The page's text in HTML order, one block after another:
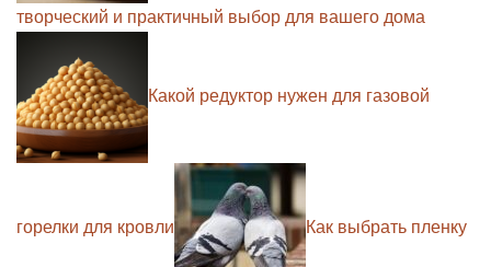
творческий и практичный выбор для вашего дома
Какой редуктор нужен для газовой
горелки для кровли Как выбрать пленку